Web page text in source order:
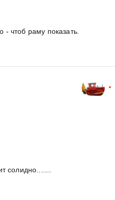
чтоб раму показать.
солидно.......